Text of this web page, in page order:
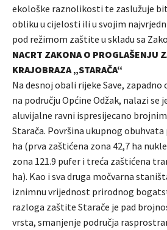
ekološke raznolikosti te zaslužuje
obliku u cijelosti ili u svojim
pod režimom zaštite u skladu sa
NACRT ZAKONA O PROGLAŠENJU
KRAJOBRAZA „STARAČA“
Na desnoj obali rijeke Save, zapadno
na području Općine Odžak, nalazi se
aluvijalne ravni ispresijecano
Starača. Površina ukupnog obuhvata
ha (prva zaštićena zona 42,7 ha
zona 121.9 pufer i treća zaštićena
ha). Kao i sva druga močvarna
iznimnu vrijednost prirodnog
razloga zaštite Starače je pad
vrsta, smanjenje područja